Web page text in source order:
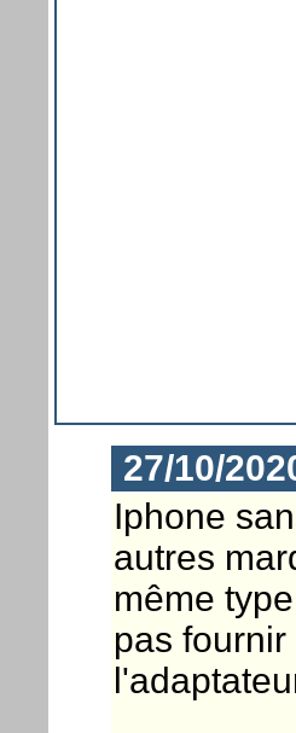
27/10/
Iphone
autres
même
pas